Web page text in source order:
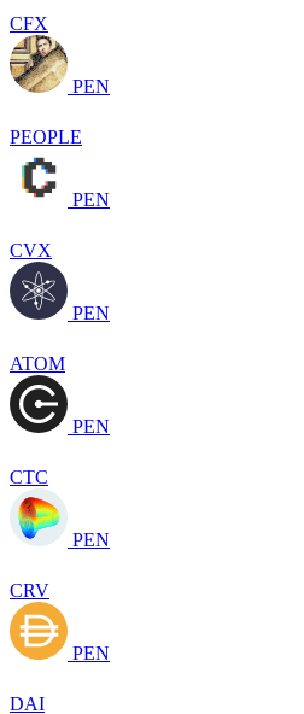
CFX
PEN
PEOPLE
PEN
CVX
PEN
ATOM
PEN
CTC
PEN
CRV
PEN
DAI